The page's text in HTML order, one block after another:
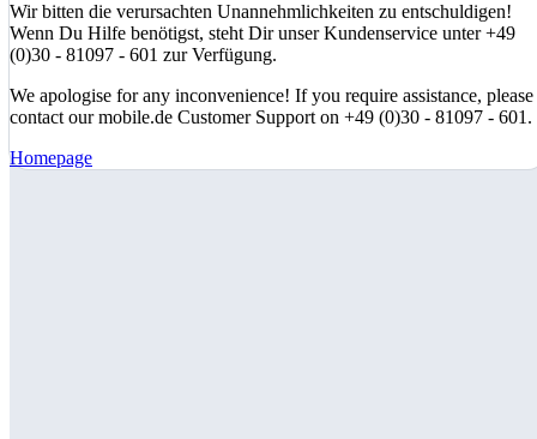
Wir bitten die verursachten Unannehmlichkeiten zu entschuldigen!
Wenn Du Hilfe benötigst, steht Dir unser Kundenservice unter +49
(0)30 - 81097 - 601 zur Verfügung.
We apologise for any inconvenience! If you require assistance, please
contact our mobile.de Customer Support on +49 (0)30 - 81097 - 601.
Homepage